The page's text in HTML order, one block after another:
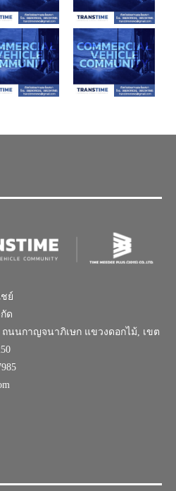
ย์
ด
นนกาญจนาภิเษก แขวงดอกไม้, เขต